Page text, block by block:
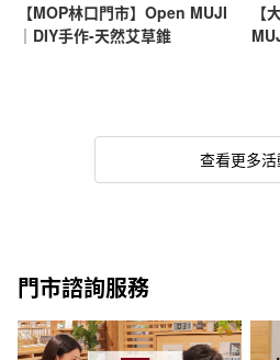
【MOP林口門市】Open MUJI
｜DIY手作-天然艾草錐
【
查看更多活
門市諮詢服務